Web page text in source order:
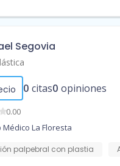
Segovia
0 citas0 opiniones
0.00
La Floresta
palpebral con plastia